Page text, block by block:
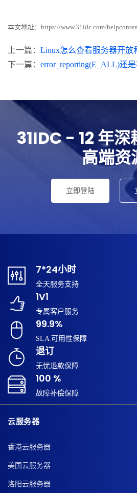
本文地址： https://www.31idc.com/
上一篇： Linux怎么查看服务器开放
下一篇： error_reporting(E_ALL)还
31IDC - 12 年
高端资
立即登陆
7*24小时
全天服务支持
1V1
专属客户服务
99.9%
SLA 可用性保障
退订
无忧退款保障
100 %
故障补偿保障
云服务器
香港云服务器
美国云服务器
洛阳云服务器